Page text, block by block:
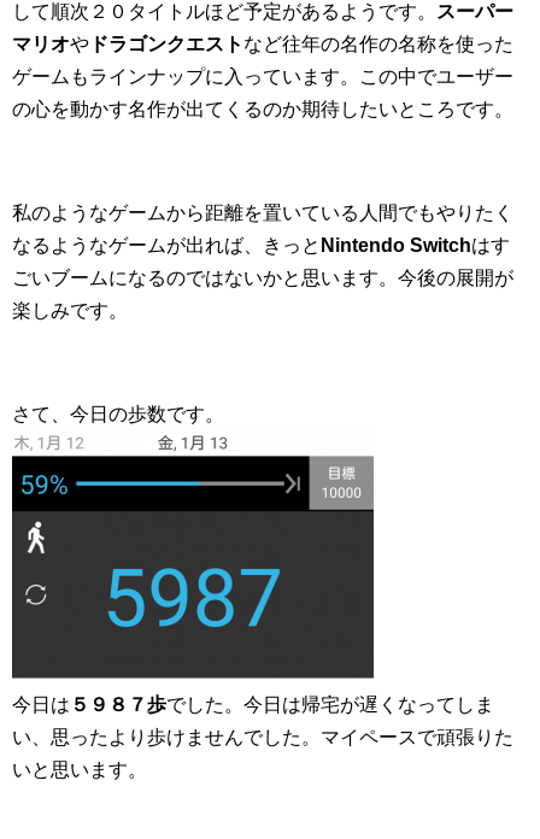
して順次２０タイトルほど予定があるようです。
スーパー
マリオや ドラゴンクエスト など往年の名作の名称を使った
ゲームもラインナップに入っています。この中でユーザー
の心を動かす名作が出てくるのか期待したいところです。
私のようなゲームから距離を置いている人間でもやりたく
なるようなゲームが出れば、きっと Nintendo Switchはす
ごいブームになるのではないかと思います。今後の展開が
楽しみです。
さて、今日の歩数です。
今日は ５９８７歩でした。今日は帰宅が遅くなってしま
い、思ったより歩けませんでした。マイペースで頑張りた
いと思います。